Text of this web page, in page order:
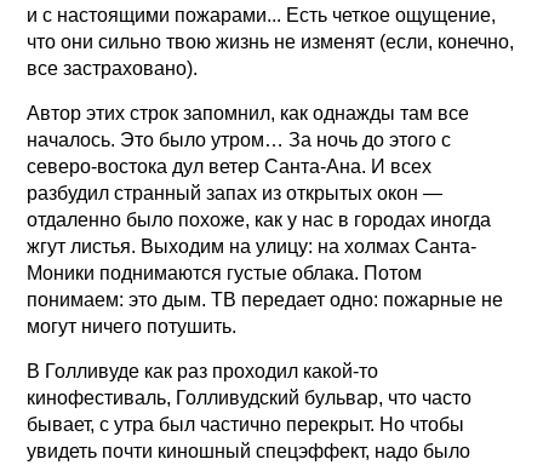
и с настоящими пожарами... Есть четкое ощущение,
что они сильно твою жизнь не изменят (если, конечно,
все застраховано).
Автор этих строк запомнил, как однажды там все
началось. Это было утром… За ночь до этого с
северо-востока дул ветер Санта-Ана. И всех
разбудил странный запах из открытых окон —
отдаленно было похоже, как у нас в городах иногда
жгут листья. Выходим на улицу: на холмах Санта-
Моники поднимаются густые облака. Потом
понимаем: это дым. ТВ передает одно: пожарные не
могут ничего потушить.
В Голливуде как раз проходил какой-то
кинофестиваль, Голливудский бульвар, что часто
бывает, с утра был частично перекрыт. Но чтобы
увидеть почти киношный спецэффект, надо было